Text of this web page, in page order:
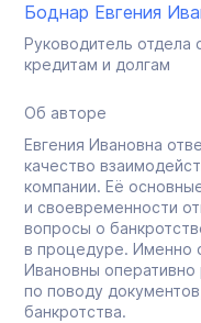
Боднар Евгения
Руководитель отдела
кредитам и долгам
Об авторе
Евгения Ивановна
качество
компании. Её
и своевременности
вопросы о
в процедуре. Именно
Ивановны
по поводу
банкротства.